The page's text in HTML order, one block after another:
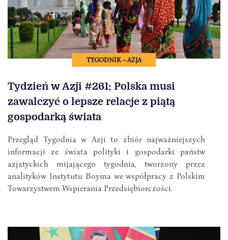
TYGODNIK – AZJA
Tydzień w Azji #261: Polska musi
zawalczyć o lepsze relacje z piątą
gospodarką świata
Przegląd Tygodnia w Azji to zbiór najważniejszych
informacji ze świata polityki i gospodarki państw
azjatyckich mijającego tygodnia, tworzony przez
analityków Instytutu Boyma we współpracy z Polskim
Towarzystwem Wspierania Przedsiębiorczości.